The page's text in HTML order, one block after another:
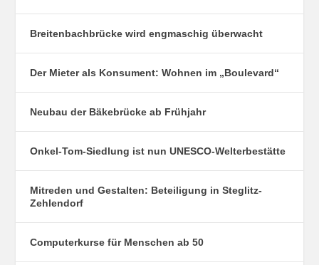
Breitenbachbrücke wird engmaschig überwacht
Der Mieter als Konsument: Wohnen im „Boulevard“
Neubau der Bäkebrücke ab Frühjahr
Onkel-Tom-Siedlung ist nun UNESCO-Welterbestätte
Mitreden und Gestalten: Beteiligung in Steglitz-
Zehlendorf
Computerkurse für Menschen ab 50